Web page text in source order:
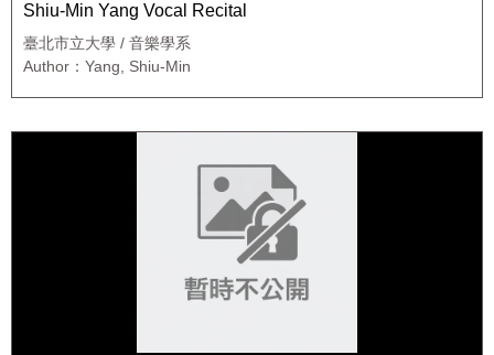
Shiu-Min Yang Vocal Recital
臺北市立大學 / 音樂學系
Author：Yang, Shiu-Min